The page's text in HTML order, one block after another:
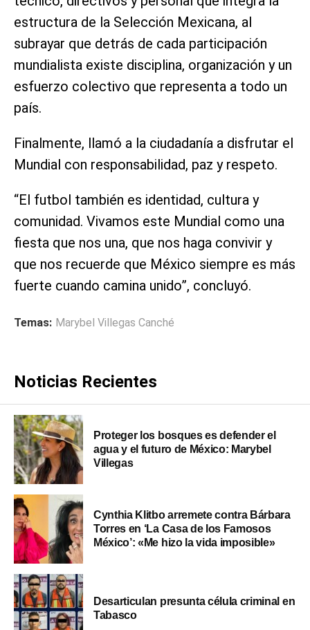
estructura de la Selección Mexicana, al
subrayar que detrás de cada participación
mundialista existe disciplina, organización y un
esfuerzo colectivo que representa a todo un
país.
Finalmente, llamó a la ciudadanía a disfrutar el
Mundial con responsabilidad, paz y respeto.
“El futbol también es identidad, cultura y
comunidad. Vivamos este Mundial como una
fiesta que nos una, que nos haga convivir y
que nos recuerde que México siempre es más
fuerte cuando camina unido”, concluyó.
Temas: Marybel Villegas Canché
Noticias Recientes
Proteger los bosques es defender el
agua y el futuro de México: Marybel
Villegas
Cynthia Klitbo arremete contra Bárbara
Torres en ‘La Casa de los Famosos
México’: «Me hizo la vida imposible»
Desarticulan presunta célula criminal en
Tabasco